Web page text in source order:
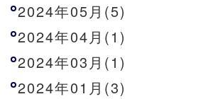
2024年05月(5)
2024年04月(1)
2024年03月(1)
2024年01月(3)